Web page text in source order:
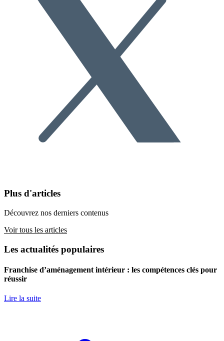
Plus d'articles
Découvrez nos derniers contenus
Voir tous les articles
Les actualités populaires
Franchise d’aménagement intérieur : les compétences clés pour
réussir
Lire la suite